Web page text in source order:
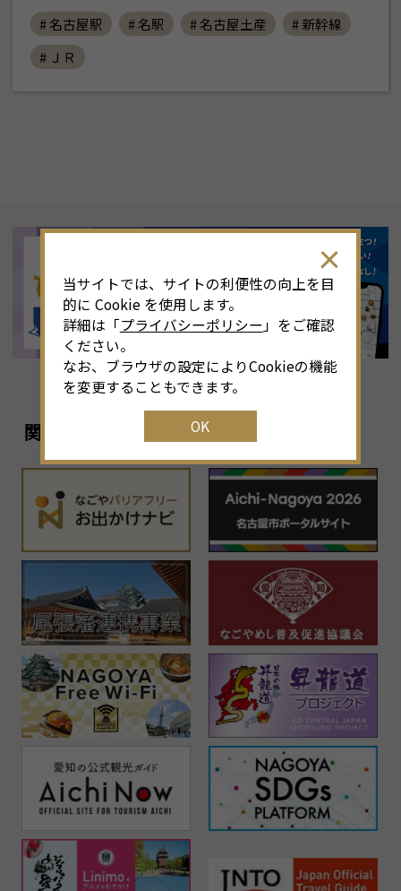
# 名古屋駅 # 名駅 # 名古屋土産
# 新幹線
# ＪＲ
関連リンク
当サイトでは、サイトの利便性の向上を目
的に Cookie を使用します。
詳細は「プライバシーポリシー 」をご確認
ください。
なお、ブラウザの設定によりCookieの機能
を変更することもできます。
OK